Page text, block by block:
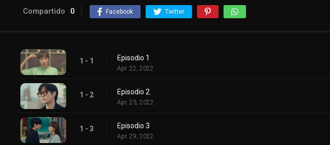
Compartido 0 Facebook Twitter
1 - 1 Episodio 1
Apr. 22, 2022
1 - 2 Episodio 2
Apr. 23, 2022
1 - 3 Episodio 3
Apr. 29, 2022